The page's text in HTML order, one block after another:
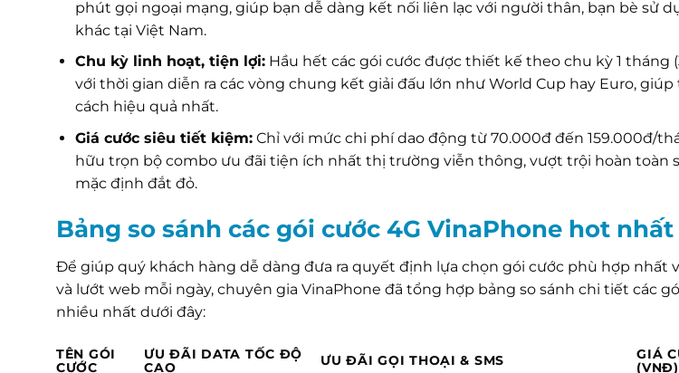
phút gọi ngoại mạng, giúp bạn dễ dàng kết nối liên lạc với người thân, bạn bè sử
khác tại Việt Nam.
Chu kỳ linh hoạt, tiện lợi:Hầu hết các gói cước được thiết kế theo chu kỳ 1 tháng
với thời gian diễn ra các vòng chung kết giải đấu lớn như World Cup hay Euro,
cách hiệu quả nhất.
Giá cước siêu tiết kiệm:Chỉ với mức chi phí dao động từ 70.000đ đến 159.000đ/
hữu trọn bộ combo ưu đãi tiện ích nhất thị trường viễn thông, vượt trội hoàn toàn
mặc định đắt đỏ.
Bảng so sánh các gói cước 4G VinaPhone hot
Để giúp quý khách hàng dễ dàng đưa ra quyết định lựa chọn gói cước phù hợp nhất
và lướt web mỗi ngày, chuyên gia VinaPhone đã tổng hợp bảng so sánh chi tiết các
nhiều nhất dưới đây:
TÊN GÓI
CƯỚC
ƯU ĐÃI DATA TỐC ĐỘ
CAO
ƯU ĐÃI GỌI THOẠI & SMS
GIÁ
(VNĐ)